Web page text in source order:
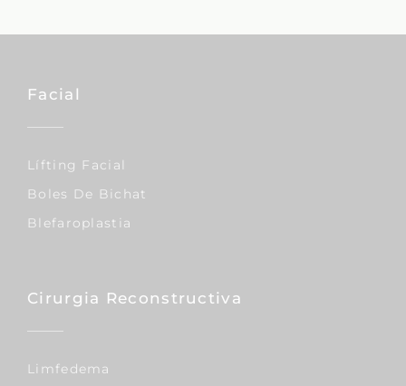
Facial
Lífting Facial
Boles De Bichat
Blefaroplastia
Cirurgia Reconstructiva
Limfedema